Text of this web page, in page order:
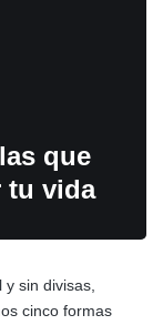
que
tu vida
sin divisas,
cinco formas